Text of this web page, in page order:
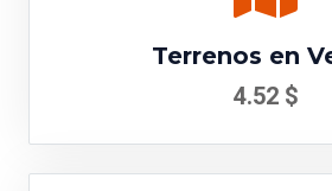
Terrenos en
4.52 $